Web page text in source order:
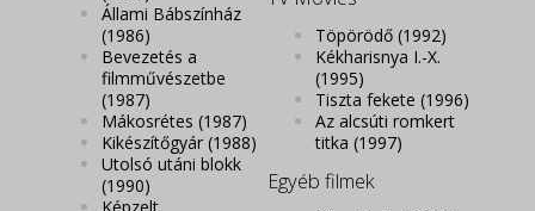
Állami Bábszínház
(1986)
Bevezetés a
filmművészetbe
(1987)
Mákosrétes (1987)
Kikészítőgyár (1988)
Utolsó utáni blokk
(1990)
Töpörödő (1992)
Kékharisnya I.-X.
(1995)
Tiszta fekete (1996)
Az alcsúti romkert
titka (1997)
Egyéb filmek